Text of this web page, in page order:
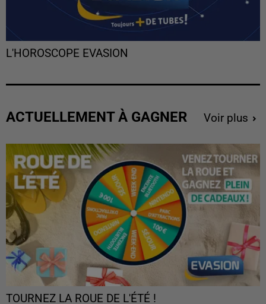
L'HOROSCOPE EVASION
ACTUELLEMENT À GAGNER Voir plus
TOURNEZ LA ROUE DE L'ÉTÉ !